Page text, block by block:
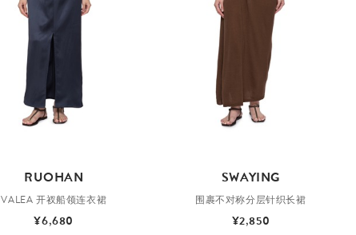
RUOHAN
VALEA 开衩船领连衣裙
¥6,680
SWAYING
围裹不对称分层针织长裙
¥2,850